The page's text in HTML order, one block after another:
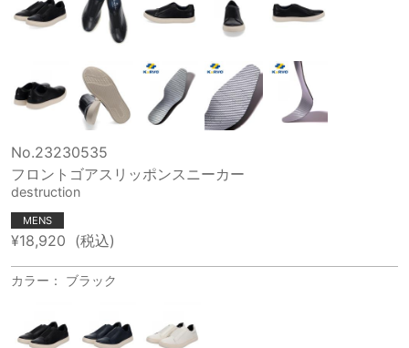
No.23230535
フロントゴアスリッポンスニーカー
destruction
MENS
¥18,920 (税込)
カラー： ブラック